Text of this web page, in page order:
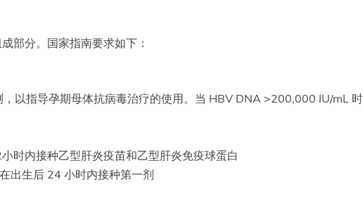
部分。国家指南要求如下：
以指导孕期母体抗病毒治疗的使用。当 HBV DNA >200,000 IU/mL
时内接种乙型肝炎疫苗和乙型肝炎免疫球蛋白
出生后 24 小时内接种第一剂